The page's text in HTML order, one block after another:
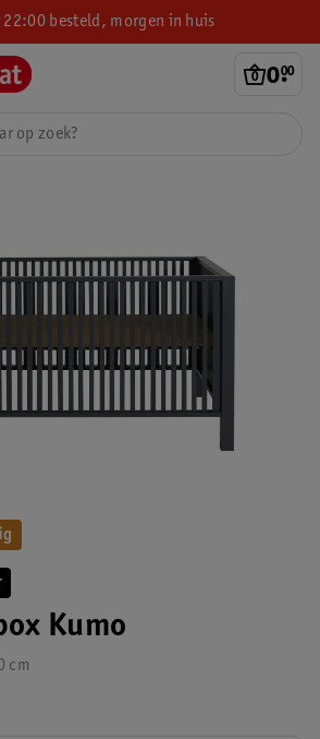
22:00 besteld, morgen in huis
0.
00
Kumo
cm